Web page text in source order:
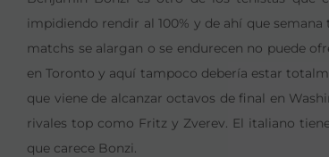
impidiendo rendir al 100% y de ahí que
matchs se alargan o se endurecen no puede
en Toronto y aquí tampoco debería estar
que viene de alcanzar octavos de final en
rivales top como Fritz y Zverev. El italiano
que carece Bonzi.